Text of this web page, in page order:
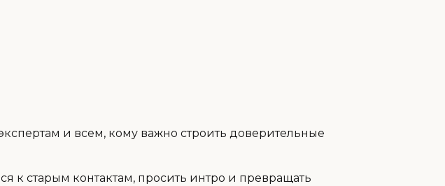
и всем, кому важно строить доверительные
к старым контактам, просить интро и превращать